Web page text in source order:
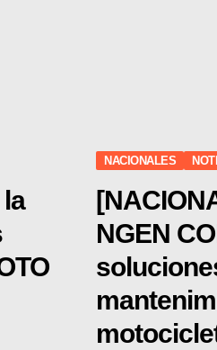
NACIONALES
NGEN